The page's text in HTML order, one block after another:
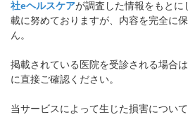
社eヘルスケアが調査した情報をもとに
載に努めておりますが、内容を完全に
ん。
掲載されている医院を受診される場合
に直接ご確認ください。
当サービスによって生じた損害につい